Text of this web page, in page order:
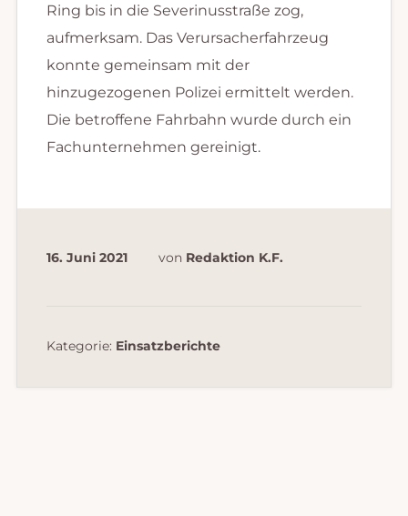
Ring bis in die Severinusstraße zog,
aufmerksam. Das Verursacherfahrzeug
konnte gemeinsam mit der
hinzugezogenen Polizei ermittelt werden.
Die betroffene Fahrbahn wurde durch ein
Fachunternehmen gereinigt.
16. Juni 2021 von Redaktion K.F.
Kategorie: Einsatzberichte